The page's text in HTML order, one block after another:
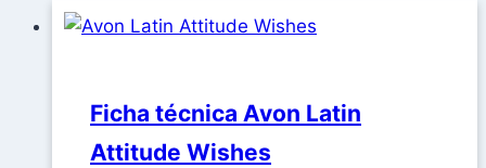
Ficha técnica Avon Latin
Attitude Wishes